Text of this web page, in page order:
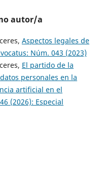
autor/a
Aspectos legales de
Núm. 043 (2023)
El partido de la
personales en la
artificial en el
(2026): Especial